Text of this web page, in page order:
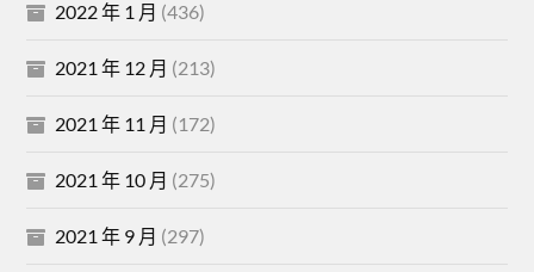
2022 年 1 月 (436)
2021 年 12 月 (213)
2021 年 11 月 (172)
2021 年 10 月 (275)
2021 年 9 月 (297)